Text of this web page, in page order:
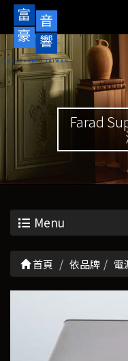
Farad
Menu
首頁 依品牌 電